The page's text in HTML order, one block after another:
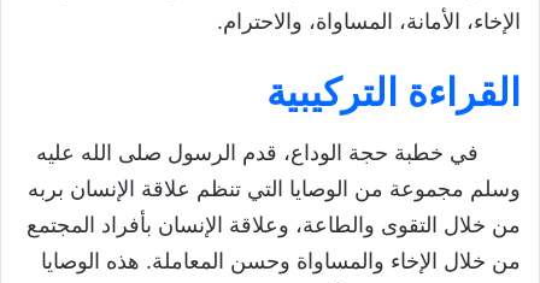
الإخاء، الأمانة، المساواة، والاحترام.
القراءة التركيبية
في خطبة حجة الوداع، قدم الرسول صلى الله عليه
وسلم مجموعة من الوصايا التي تنظم علاقة الإنسان بربه
من خلال التقوى والطاعة، وعلاقة الإنسان بأفراد المجتمع
من خلال الإخاء والمساواة وحسن المعاملة. هذه الوصايا